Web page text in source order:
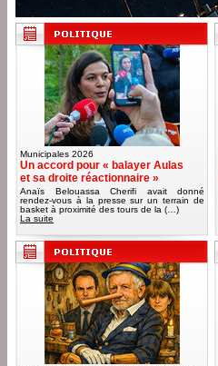
Municipales 2026
Un accord pour « balayer Aulas
et sa droite réactionnaire »
Anaïs Belouassa Cherifi avait donné
rendez-vous à la presse sur un terrain de
basket à proximité des tours de la (…)
La suite